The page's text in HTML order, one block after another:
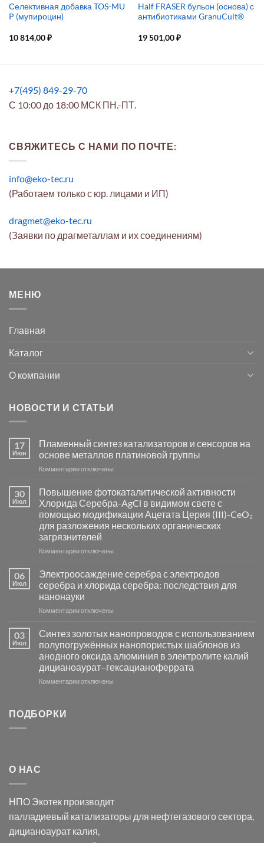
Селективная добавка TOS-MU
P (мупироцин)
10 814,00₽
Half FRASER бульон (основа) с
антибиотиками GranuCult®
19 501,00₽
+7(495) 849-29-70
С 10:00 до 18:00 МСК ПН.-ПТ.
СВЯЖИТЕСЬ С НАМИ ПО ПОЧТЕ:
info@eko-tec.ru
(Работаем только с юр. лицами и ИП)
dragmet@eko-tec.ru
(Заявки по драгметаллам и их соединениям)
МЕНЮ
Главная
Каталог
О компании
НОВОСТИ И СТАТЬИ
17
Июн
Пламенный синтез катализаторов и сенсоров на
основе металлов платиновой группы
Комментариик
Пламенный
синтез
катализаторов
и
сенсоров
на
основе
группы
отключены
30
Июл
Повышение фотокаталитической активности
Хлорида Серебра-AgCl в видимом свете с
помощью модификации Ацетата Церия (III)-CeO₂
для разложения нескольких органических
загрязнителей
Комментариик
фотокаталитической
активности
Хлорида
Серебра-
в
видимом
свете
с
помощью
модификации
отключены
06
Июл
Электроосаждение серебра с электродов
серебра и хлорида серебра: последствия для
нанонауки
Комментариик
серебра
с
электродов
серебра
и
отключены
03
Июл
Синтез золотых нанопроводов с использованием
полупогружённых нанопористых шаблонов из
анодного оксида алюминия в электролите калий
дицианоаурат–гексацианоферрата
Комментариик
оксида
в
электролите
калий
отключены
ПОДБОРКИ
О НАС
НПО Экотек производит
палладиевый катализаторы для нефтегазового сектора,
дицианоаурат калия